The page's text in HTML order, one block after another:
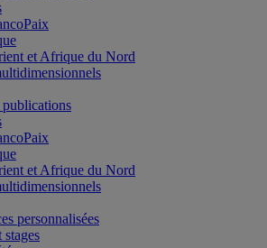
et Afrique du Nord
publications
et Afrique du Nord
personnalisées
stages